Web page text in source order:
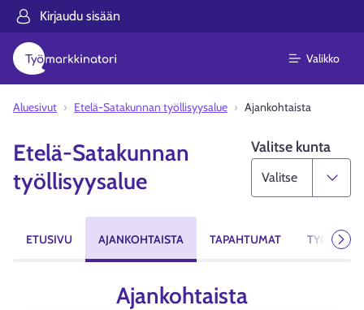
Kirjaudu sisään
Valikko
Aluesivut Etelä-Satakunnan työllisyysalue Ajankohtaista
Etelä-Satakunnan
työllisyysalue
Valitse kunta
ETUSIVU AJANKOHTAISTA TAPAHTUMAT TYÖPAIKAT
Ajankohtaista